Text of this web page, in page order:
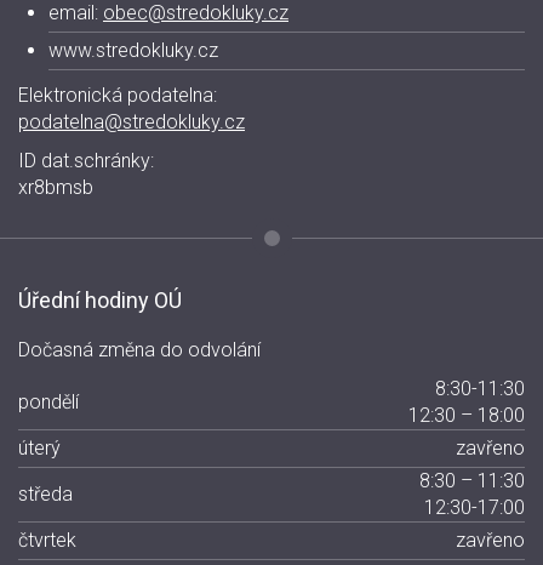
email: obec@stredokluky.cz
www.stredokluky.cz
Elektronická podatelna:
podatelna@stredokluky.cz
ID dat.schránky:
xr8bmsb
Úřední hodiny OÚ
Dočasná změna do odvolání
pondělí
8:30-11:30
12:30 – 18:00
úterý
zavřeno
středa
8:30 – 11:30
12:30-17:00
čtvrtek
zavřeno